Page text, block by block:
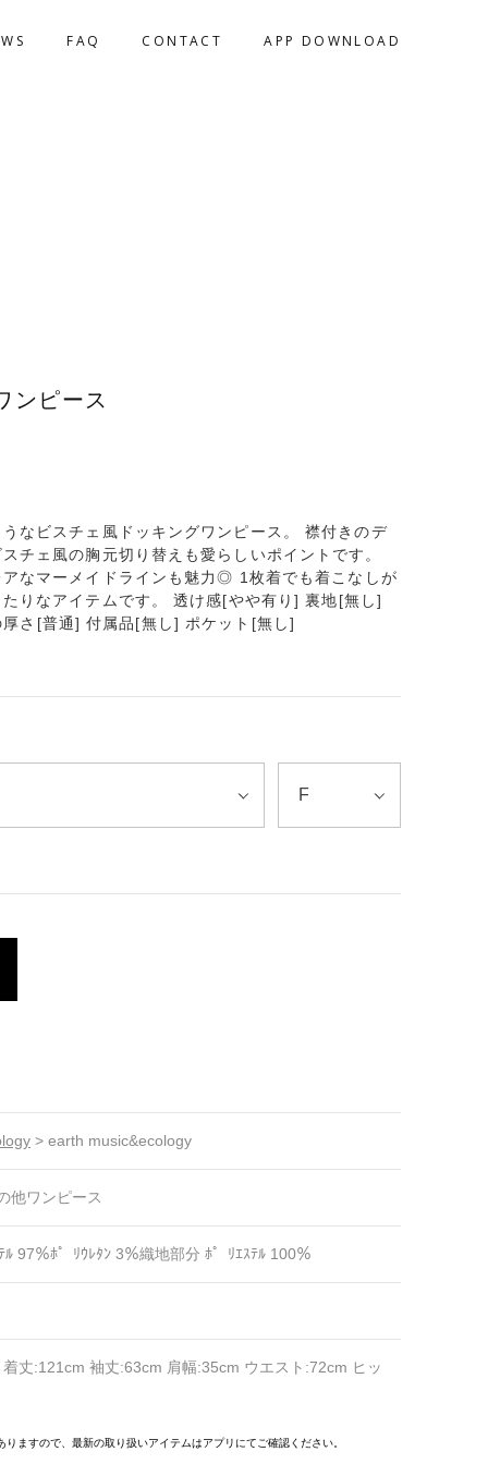
FAQ CONTACT APP DOWNLOAD
ンピース
なビスチェ風ドッキングワンピース。 襟付きのデ
チェ風の胸元切り替えも愛らしいポイントです。
なマーメイドラインも魅力◎ 1枚着でも着こなしが
りなアイテムです。 透け感[やや有り] 裏地[無し]
さ[普通] 付属品[無し] ポケット[無し]
> earth music&ecology
他ワンピース
ﾙ 97％ﾎ゜ﾘｳﾚﾀﾝ 3％織地部分 ﾎ゜ﾘｴｽﾃﾙ 100％
丈:121cm 袖丈:63cm 肩幅:35cm ウエスト:72cm ヒッ
ますので、最新の取り扱いアイテムはアプリにてご確認ください。